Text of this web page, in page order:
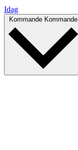
Idag
Kommande Kommande